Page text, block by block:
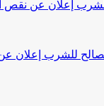
إعلان عن نقص
للشرب إعلان